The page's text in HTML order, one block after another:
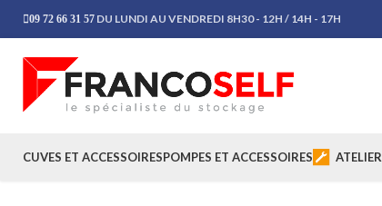
09 72 66 31 57 DU LUNDI AU VENDREDI 8H30 - 12H / 14H - 17H
CUVES ET ACCESSOIRESPOMPES ET ACCESSOIRES ATELIER